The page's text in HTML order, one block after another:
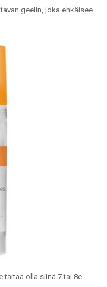
geelin, joka ehkäisee
taitaa olla siinä 7 tai 8e